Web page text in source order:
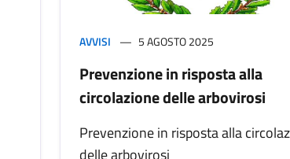
AVVISI 5 AGOSTO 2025
Prevenzione in risposta alla
circolazione delle arbovirosi
Prevenzione in risposta alla